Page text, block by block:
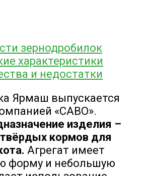
зернодробилок
характеристики
и недостатки
Ярмаш выпускается
«САВО».
изделия –
кормов для
Агрегат имеет
форму и небольшую